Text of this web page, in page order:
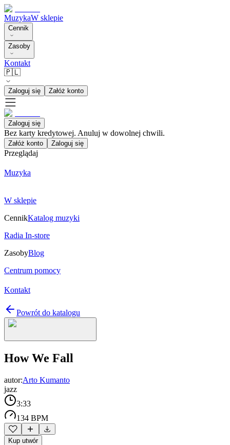
MuzykaW sklepie
Cennik
Zasoby
Kontakt
🇵🇱
Zaloguj się Załóż konto
Zaloguj się
Bez karty kredytowej. Anuluj w dowolnej chwili.
Załóż konto Zaloguj się
Przeglądaj
Muzyka
W sklepie
CennikKatalog muzyki
Radia In-store
ZasobyBlog
Centrum pomocy
Kontakt
Powrót do katalogu
How We Fall
autor:Arto Kumanto
jazz
3:33
134 BPM
Kup utwór